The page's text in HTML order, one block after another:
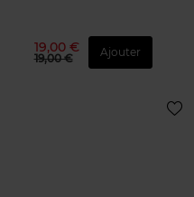
19,00 €
19,00 € Ajouter